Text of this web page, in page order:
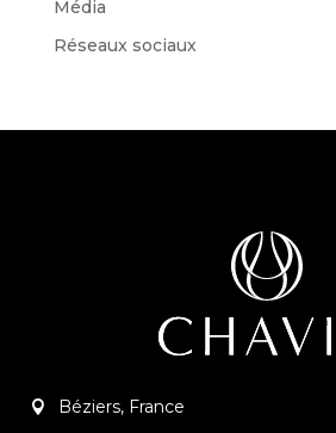
Média
Réseaux sociaux
Béziers, France